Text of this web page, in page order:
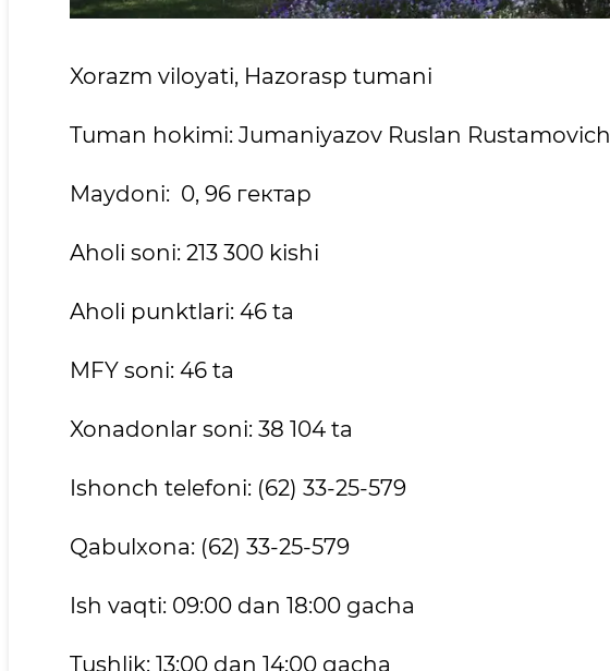
Xorazm viloyati, Hazorasp tumani
Tuman hokimi: Jumaniyazov Ruslan Rustamovich
Maydoni: 0, 96 гектар
Aholi soni: 213 300 kishi
Aholi punktlari: 46 ta
MFY soni: 46 ta
Xonadonlar soni: 38 104 tа
Ishonch telefoni: (62) 33-25-579
Qabulxona: (62) 33-25-579
Ish vaqti: 09:00 dan 18:00 gacha
Tushlik: 13:00 dan 14:00 gacha